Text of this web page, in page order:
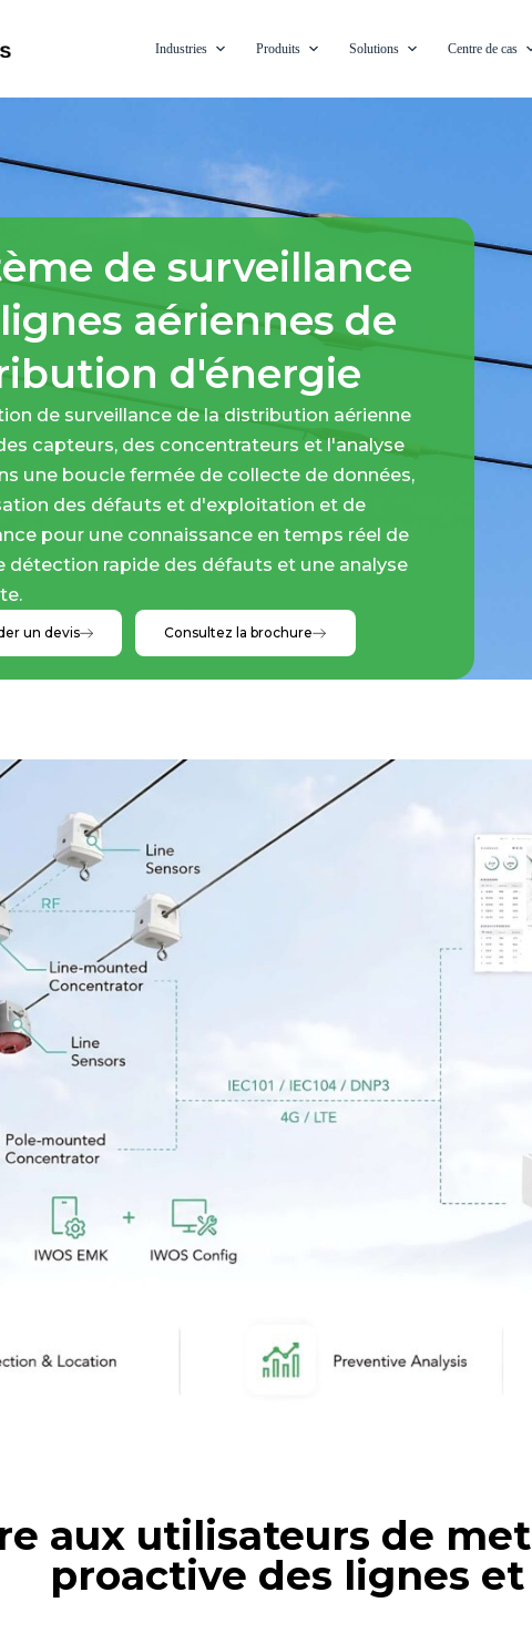
Industries Produits Solutions Centre de cas
de surveillance
aériennes de
d'énergie
de surveillance de la distribution aérienne
capteurs, des concentrateurs et l'analyse
une boucle fermée de collecte de données,
des défauts et d'exploitation et de
pour une connaissance en temps réel de
détection rapide des défauts et une analyse
un devis Consultez la brochure
aux utilisateurs de
proactive des lignes